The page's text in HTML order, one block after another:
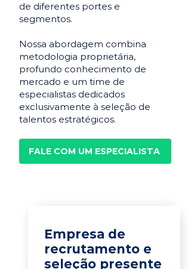
de diferentes portes e
segmentos.
Nossa abordagem combina
metodologia proprietária,
profundo conhecimento de
mercado e um time de
especialistas dedicados
exclusivamente à seleção de
talentos estratégicos.
FALE COM UM ESPECIALISTA
Empresa de
recrutamento e
seleção presente